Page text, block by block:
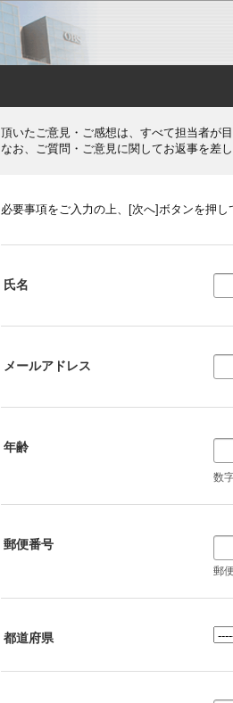
頂いたご意見・ご感想は、すべて担当者が
なお、ご質問・ご意見に関してお返事を差
必要事項をご入力の上、[次へ]ボタンを押し
氏名
メールアドレス
年齢
数
郵便番号
郵
都道府県